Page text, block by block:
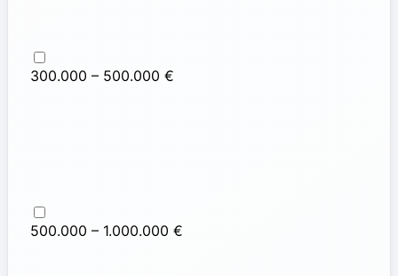
300.000 – 500.000 €
500.000 – 1.000.000 €